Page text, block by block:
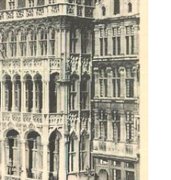
nous
postales